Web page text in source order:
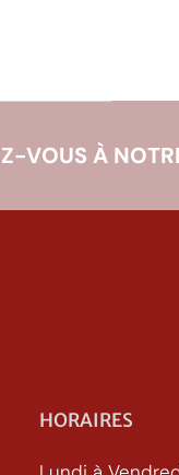
VOUS À
HORAIRES